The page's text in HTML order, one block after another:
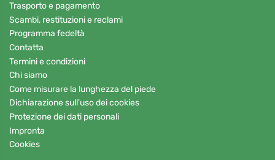
Trasporto e pagamento
Scambi, restituzioni e reclami
Programma fedeltà
Contatta
Termini e condizioni
Chi siamo
Come misurare la lunghezza del piede
Dichiarazione sull'uso dei cookies
Protezione dei dati personali
Impronta
Cookies